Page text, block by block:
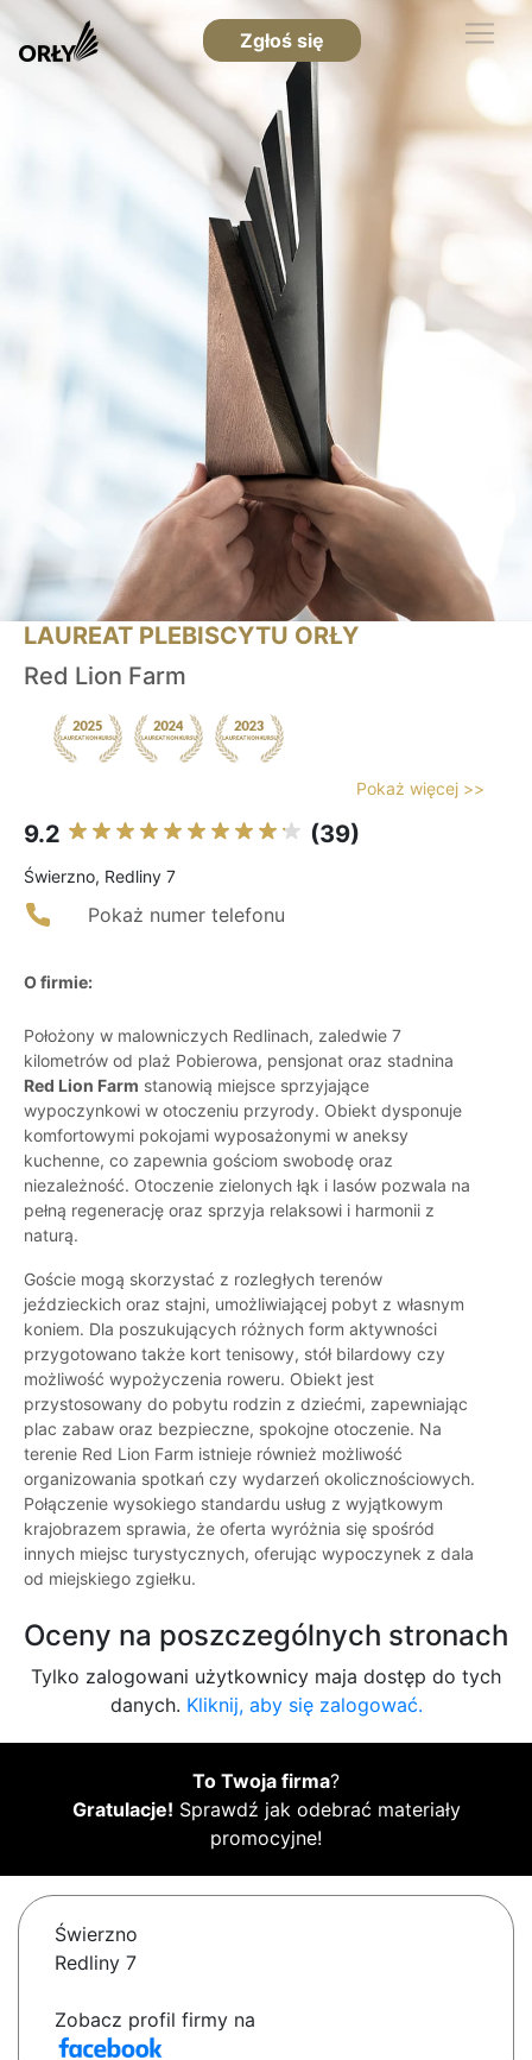
Zgłoś się
LAUREAT PLEBISCYTU ORŁY
Red Lion Farm
Pokaż więcej >>
9.2 (39)
Świerzno, Redliny 7
Pokaż numer telefonu
O firmie:
Położony w malowniczych Redlinach, zaledwie 7
kilometrów od plaż Pobierowa, pensjonat oraz stadnina
Red Lion Farm stanowią miejsce sprzyjające
wypoczynkowi w otoczeniu przyrody. Obiekt dysponuje
komfortowymi pokojami wyposażonymi w aneksy
kuchenne, co zapewnia gościom swobodę oraz
niezależność. Otoczenie zielonych łąk i lasów pozwala na
pełną regenerację oraz sprzyja relaksowi i harmonii z
naturą.
Goście mogą skorzystać z rozległych terenów
jeździeckich oraz stajni, umożliwiającej pobyt z własnym
koniem. Dla poszukujących różnych form aktywności
przygotowano także kort tenisowy, stół bilardowy czy
możliwość wypożyczenia roweru. Obiekt jest
przystosowany do pobytu rodzin z dziećmi, zapewniając
plac zabaw oraz bezpieczne, spokojne otoczenie. Na
terenie Red Lion Farm istnieje również możliwość
organizowania spotkań czy wydarzeń okolicznościowych.
Połączenie wysokiego standardu usług z wyjątkowym
krajobrazem sprawia, że oferta wyróżnia się spośród
innych miejsc turystycznych, oferując wypoczynek z dala
od miejskiego zgiełku.
Oceny na poszczególnych stronach
Tylko zalogowani użytkownicy maja dostęp do tych
danych. Kliknij, aby się zalogować.
To Twoja firma?
Gratulacje! Sprawdź jak odebrać materiały
promocyjne!
Świerzno
Redliny 7
Zobacz profil firmy na